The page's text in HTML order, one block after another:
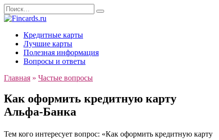
Перейти
к
Search
for:
Кредитные карты
Лучшие карты
Полезная информация
Вопросы и ответы
Главная » Частые вопросы
Как оформить кредитную карту
Альфа-Банка
Тем кого интересует вопрос: «Как оформить кредитную карту